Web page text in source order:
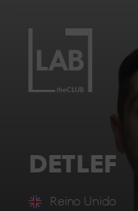
DETLEF
Reino Unido